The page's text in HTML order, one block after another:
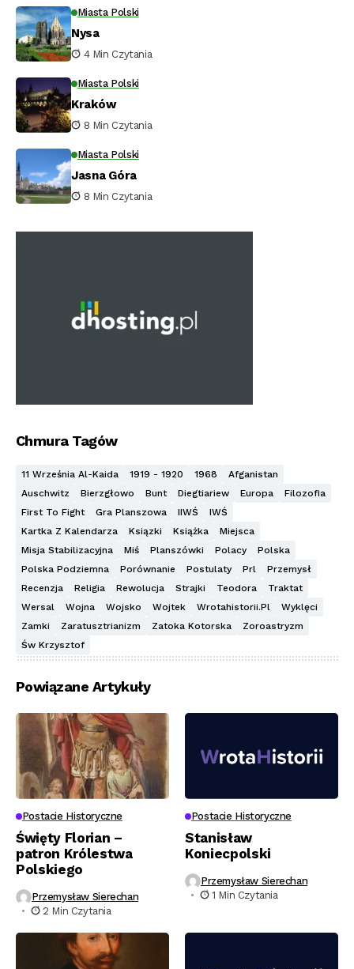
Miasta Polski
Nysa
4 Min Czytania
Miasta Polski
Kraków
8 Min Czytania
Miasta Polski
Jasna Góra
8 Min Czytania
Chmura Tagów
11 Września Al-Kaida 1919 - 1920 1968
Afganistan
Auschwitz
Bierzgłowo Bunt Diegtiariew Europa
Filozofia
First To Fight
Gra Planszowa IIWŚ
IWŚ
Kartka Z Kalendarza
Ksiązki Książka
Miejsca
Misja Stabilizacyjna
Miś Planszówki Polacy
Polska
Polska Podziemna
Porównanie Postulaty Prl
Przemysł
Recenzja
Religia Rewolucja Strajki Teodora
Traktat
Wersal
Wojna Wojsko Wojtek Wrotahistorii.pl
Wyklęci
Zamki
Zaratusztrianizm Zatoka Kotorska
Zoroastryzm
Św Krzysztof
Powiązane Artykuły
Postacie Historyczne
Święty Florian –
patron Królestwa
Polskiego
Przemysław Sierechan
2 Min Czytania
Postacie Historyczne
Stanisław
Koniecpolski
Przemysław Sierechan
1 Min Czytania